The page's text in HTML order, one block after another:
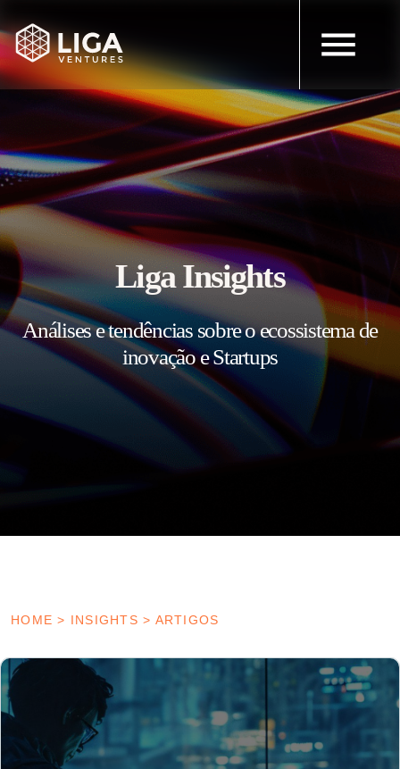
Liga Insights
Análises e tendências sobre o ecossistema de
inovação e Startups
HOME > INSIGHTS > ARTIGOS